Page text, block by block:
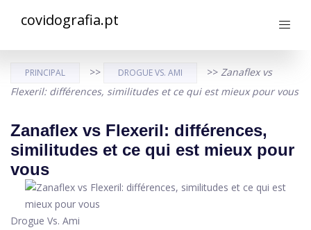
covidografia.pt
PRINCIPAL >> DROGUE VS. AMI >> Zanaflex vs
Flexeril: différences, similitudes et ce qui est mieux pour vous
Zanaflex vs Flexeril: différences,
similitudes et ce qui est mieux pour
vous
Drogue Vs. Ami